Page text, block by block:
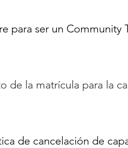
para ser un Community
de la matrícula para la
de cancelación de